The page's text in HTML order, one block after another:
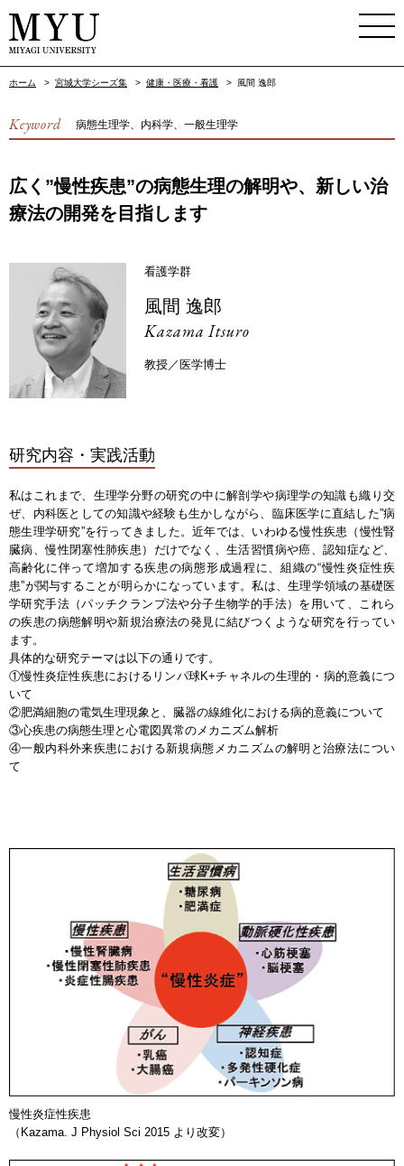
ホーム > 宮城大学シーズ集 > 健康・医療・看護 > 風間 逸郎
Keyword 病態生理学、内科学、一般生理学
広く”慢性疾患”の病態生理の解明や、新しい治
療法の開発を目指します
看護学群
風間 逸郎
Kazama Itsuro
教授／医学博士
研究内容・実践活動
私はこれまで、生理学分野の研究の中に解剖学や病理学の知識も織り交
ぜ、内科医としての知識や経験も生かしながら、臨床医学に直結した”病
態生理学研究”を行ってきました。近年では、いわゆる慢性疾患（慢性腎
臓病、慢性閉塞性肺疾患）だけでなく、生活習慣病や癌、認知症など、
高齢化に伴って増加する疾患の病態形成過程に、組織の“慢性炎症性疾
患”が関与することが明らかになっています。私は、生理学領域の基礎医
学研究手法（パッチクランプ法や分子生物学的手法）を用いて、これら
の疾患の病態解明や新規治療法の発見に結びつくような研究を行ってい
ます。
具体的な研究テーマは以下の通りです。
①慢性炎症性疾患におけるリンパ球K+チャネルの生理的・病的意義につ
いて
②肥満細胞の電気生理現象と、臓器の線維化における病的意義について
③心疾患の病態生理と心電図異常のメカニズム解析
④一般内科外来疾患における新規病態メカニズムの解明と治療法につい
て
慢性炎症性疾患
（Kazama. J Physiol Sci 2015 より改変）